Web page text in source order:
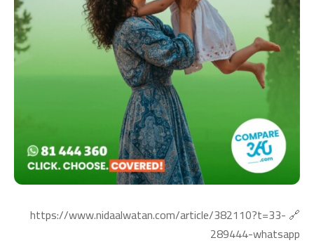
🔗 https://www.nidaalwatan.com/article/382110?t=33-
289444-whatsapp